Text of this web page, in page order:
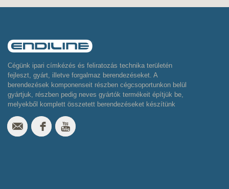
Cégünk ipari címkézés és feliratozás technika területén
fejleszt, gyárt, illetve forgalmaz berendezéseket. A
berendezések komponenseit részben cégcsoportunkon belül
gyártjuk, részben pedig neves gyártók termékeit építjük be,
melyekből komplett összetett berendezéseket készítünk